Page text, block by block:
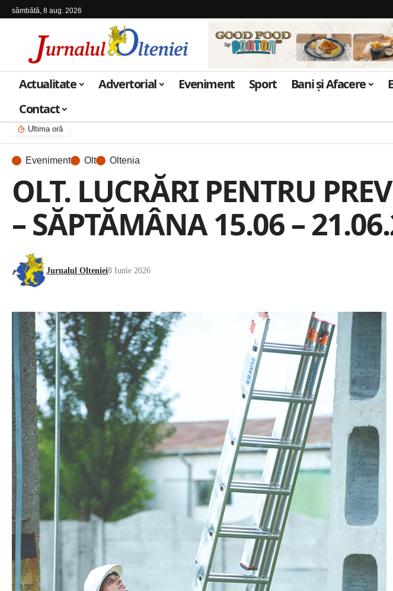
sâmbătă, 8 aug. 2026
Actualitate Advertorial Eveniment Sport Bani și Afacere
Contact
Ultima oră
Eveniment Olt Oltenia
OLT. LUCRĂRI PENTRU
– SĂPTĂMÂNA 15.06 –
Jurnalul Olteniei8 Iunie 2026